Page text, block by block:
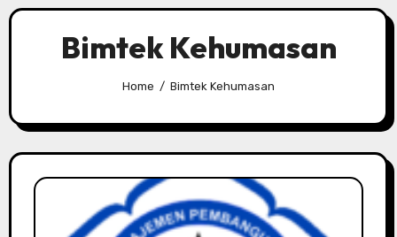
Bimtek Kehumasan
Home Bimtek Kehumasan